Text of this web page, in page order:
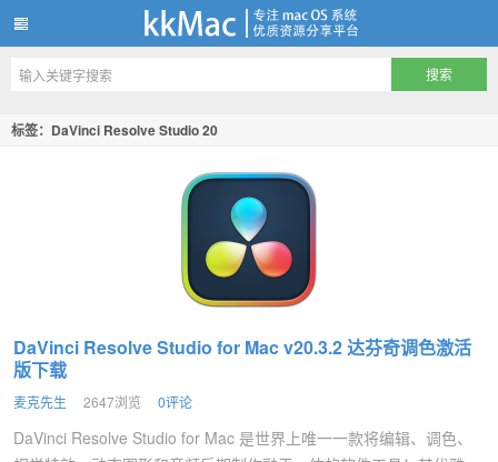
kkMac
标签：DaVinci Resolve Studio 20
DaVinci Resolve Studio for Mac v20.3.2 达芬奇调色激活
版下载
麦克先生 2647浏览 0评论
DaVinci Resolve Studio for Mac 是世界上唯一一款将编辑、调色、